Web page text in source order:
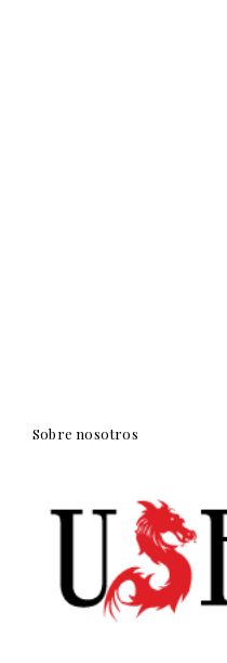
Sobre nosotros